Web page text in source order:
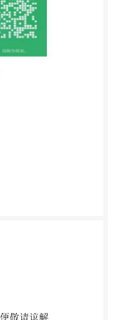
娱乐场所》，
整和编辑性
则”更改为
版的5.2），